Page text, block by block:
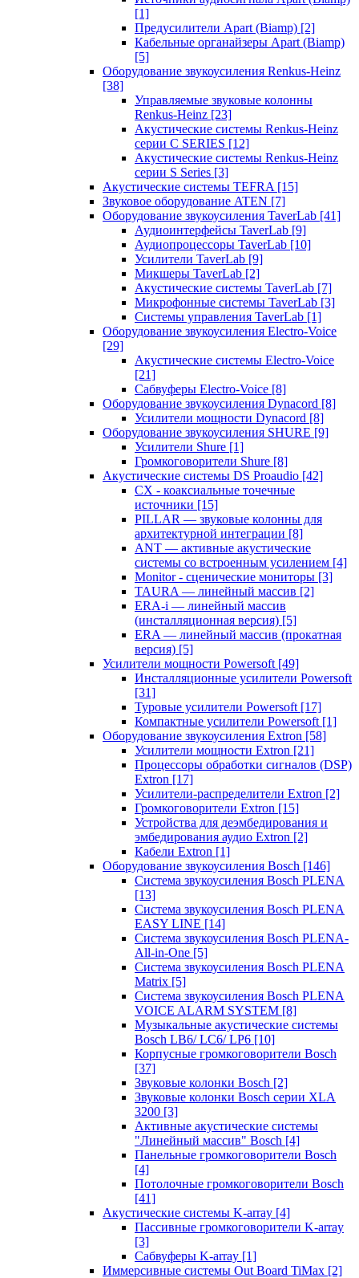
[1]
Предусилители Apart (Biamp) [2]
Кабельные органайзеры Apart (Biamp)
[5]
Оборудование звукоусиления Renkus-Heinz
[38]
Управляемые звуковые колонны
Renkus-Heinz [23]
Акустические системы Renkus-Heinz
серии C SERIES [12]
Акустические системы Renkus-Heinz
серии S Series [3]
Акустические системы TEFRA [15]
Звуковое оборудование ATEN [7]
Оборудование звукоусиления TaverLab [41]
Аудиоинтерфейсы TaverLab [9]
Аудиопроцессоры TaverLab [10]
Усилители TaverLab [9]
Микшеры TaverLab [2]
Акустические системы TaverLab [7]
Микрофонные системы TaverLab [3]
Системы управления TaverLab [1]
Оборудование звукоусиления Electro-Voice
[29]
Акустические системы Electro-Voice
[21]
Сабвуферы Electro-Voice [8]
Оборудование звукоусиления Dynacord [8]
Усилители мощности Dynacord [8]
Оборудование звукоусиления SHURE [9]
Усилители Shure [1]
Громкоговорители Shure [8]
Акустические системы DS Proaudio [42]
CX - коаксиальные точечные
источники [15]
PILLAR — звуковые колонны для
архитектурной интеграции [8]
ANT — активные акустические
системы со встроенным усилением [4]
Monitor - сценические мониторы [3]
TAURA — линейный массив [2]
ERA-i — линейный массив
(инсталляционная версия) [5]
ERA — линейный массив (прокатная
версия) [5]
Усилители мощности Powersoft [49]
Инсталляционные усилители Powersoft
[31]
Туровые усилители Powersoft [17]
Компактные усилители Powersoft [1]
Оборудование звукоусиления Extron [58]
Усилители мощности Extron [21]
Процессоры обработки сигналов (DSP)
Extron [17]
Усилители-распределители Extron [2]
Громкоговорители Extron [15]
Устройства для деэмбедирования и
эмбедирования аудио Extron [2]
Кабели Extron [1]
Оборудование звукоусиления Bosch [146]
Система звукоусиления Bosch PLENA
[13]
Система звукоусиления Bosch PLENA
EASY LINE [14]
Система звукоусиления Bosch PLENA-
All-in-One [5]
Система звукоусиления Bosch PLENA
Matrix [5]
Система звукоусиления Bosch PLENA
VOICE ALARM SYSTEM [8]
Музыкальные акустические системы
Bosch LB6/ LC6/ LP6 [10]
Корпусные громкоговорители Bosch
[37]
Звуковые колонки Bosch [2]
Звуковые колонки Bosch серии XLA
3200 [3]
Активные акустические системы
"Линейный массив" Bosch [4]
Панельные громкоговорители Bosch
[4]
Потолочные громкоговорители Bosch
[41]
Акустические системы K-array [4]
Пассивные громкоговорители K-array
[3]
Сабвуферы K-array [1]
Иммерсивные системы Out Board TiMax [2]